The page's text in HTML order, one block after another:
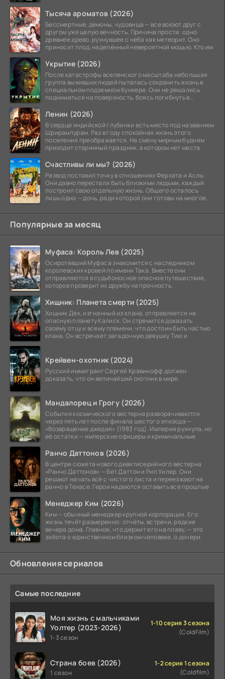
Тысяча ароматов (2026)
Бессмертные, демоны, чудовища — все воюют друг с
другом уже целую вечность. Причина проста: одно
древнее древо, рухнувшее с неба как метеорит. Оно
приносит плод, наделённый невероятной мощью. Кто им
Укрытие (2026)
После катастрофы вселенского масштаба небольшая
группа выживших людей пыталась сохранить жизнь в
специальном подземном бункере. Они не решались
подниматься на поверхность, боясь погибнуть в
Ленин (2026)
В сердце индийской глубинки есть место под названием
Шрирампурам. Раз в году спокойная жизнь этого
поселения преображается. На смену мирным будням
приходит старинный праздник, в котором нет места
Счастливы ли мы? (2026)
Развод поставил точку в отношениях Ферхата и Аслы.
Они давно перестали быть близкими людьми, каждый
построил свою отдельную жизнь. Общего осталось
лишь одно — дочь, ради которой они готовы на многое.
Популярные за месяц
Муфаса: Король Лев (2025)
Осиротевший Муфаса знакомится с наследником
королевских кровей по имени Така. Вместе они
отправляются в судьбоносное опасное путешествие,
которое проверит их дружбу на прочность.
Хищник: Планета смерти (2025)
Хищник Дек, изгнанный из клана, отправляется на
опасную планету Калиск. Он стремится доказать
своему отцу и всему племени, что достоин быть частью
клана. Он встречает загадочную девушку Тию и
Крейвен-охотник (2024)
Русский иммигрант Сергей Кравинофф должен
доказать, что он величайший охотник в мире.
Мандалорец и Грогу (2026)
События космического вестерна разворачиваются
через пять лет после финала шестого эпизода —
«Возвращение джедая» (1983 год). Империя рухнула, но
её остатки — имперские офицеры и криминальные
Ранчо Даттонов (2026)
В центре сюжета нового девятисерийного вестерна
«Ранчо Даттонов» — Бет Даттон и Рип Уилер. Они
решают начать всё с чистого листа и переезжают на
ранчо в Техасе. Герои надеются оставить все прошлые
Менеджер Ким (2026)
Ким — обычный менеджер крупной корпорации. Его
жизнь течёт размеренно: отчёты, встречи, редкие
вечера дома. Главное, что держит его на плаву, — это
забота о единственном близком человеке, о дочери.
Обновления сериалов
Самые последние
Моя жизнь с мальчиками
Уолтер (2023-2026)
1-3 сезон
1-10 серия 3 сезона
(ColdFilm)
Страна боев (2026)
1 сезон
1-2 серия 1 сезона
(Coldfilm)